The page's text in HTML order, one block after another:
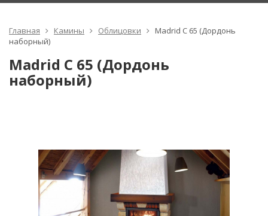
Главная Камины Облицовки
Madrid C 65 (Дордонь
наборный)
Madrid C 65 (Дордонь
наборный)